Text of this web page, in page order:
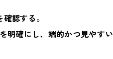
認する。
明確にし、端的かつ見やすい